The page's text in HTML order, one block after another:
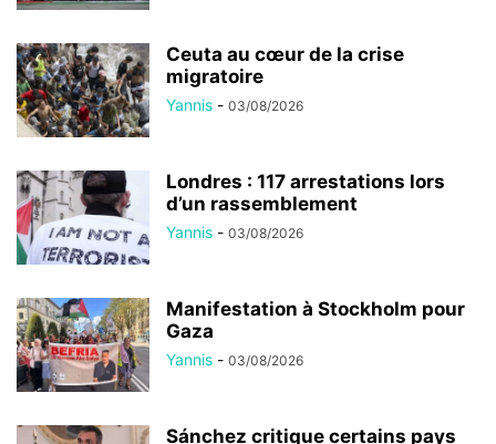
Ceuta au cœur de la crise
migratoire
Yannis - 03/08/2026
Londres : 117 arrestations lors
d’un rassemblement
Yannis - 03/08/2026
Manifestation à Stockholm pour
Gaza
Yannis - 03/08/2026
Sánchez critique certains pays